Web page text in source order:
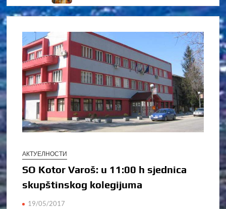
АКТУЕЛНОСТИ
SO Kotor Varoš: u 11:00 h sjednica
skupštinskog kolegijuma
19/05/2017